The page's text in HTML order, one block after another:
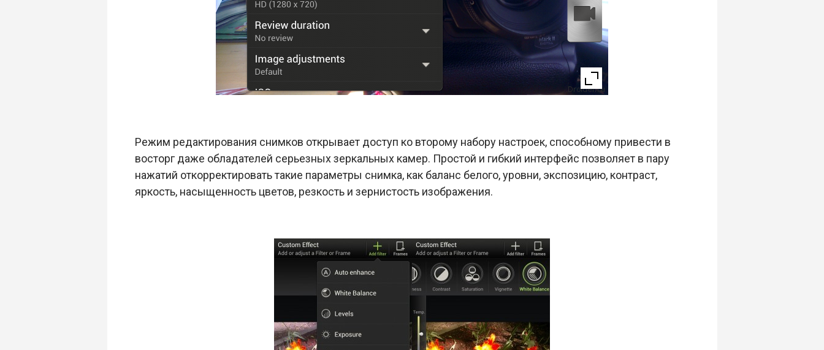
Режим редактирования снимков открывает доступ ко второму набору настроек, способному привести в
восторг даже обладателей серьезных зеркальных камер. Простой и гибкий интерфейс позволяет в пару
нажатий откорректировать такие параметры снимка, как баланс белого, уровни, экспозицию, контраст,
яркость, насыщенность цветов, резкость и зернистость изображения.